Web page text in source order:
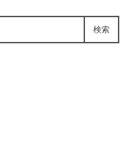
検索